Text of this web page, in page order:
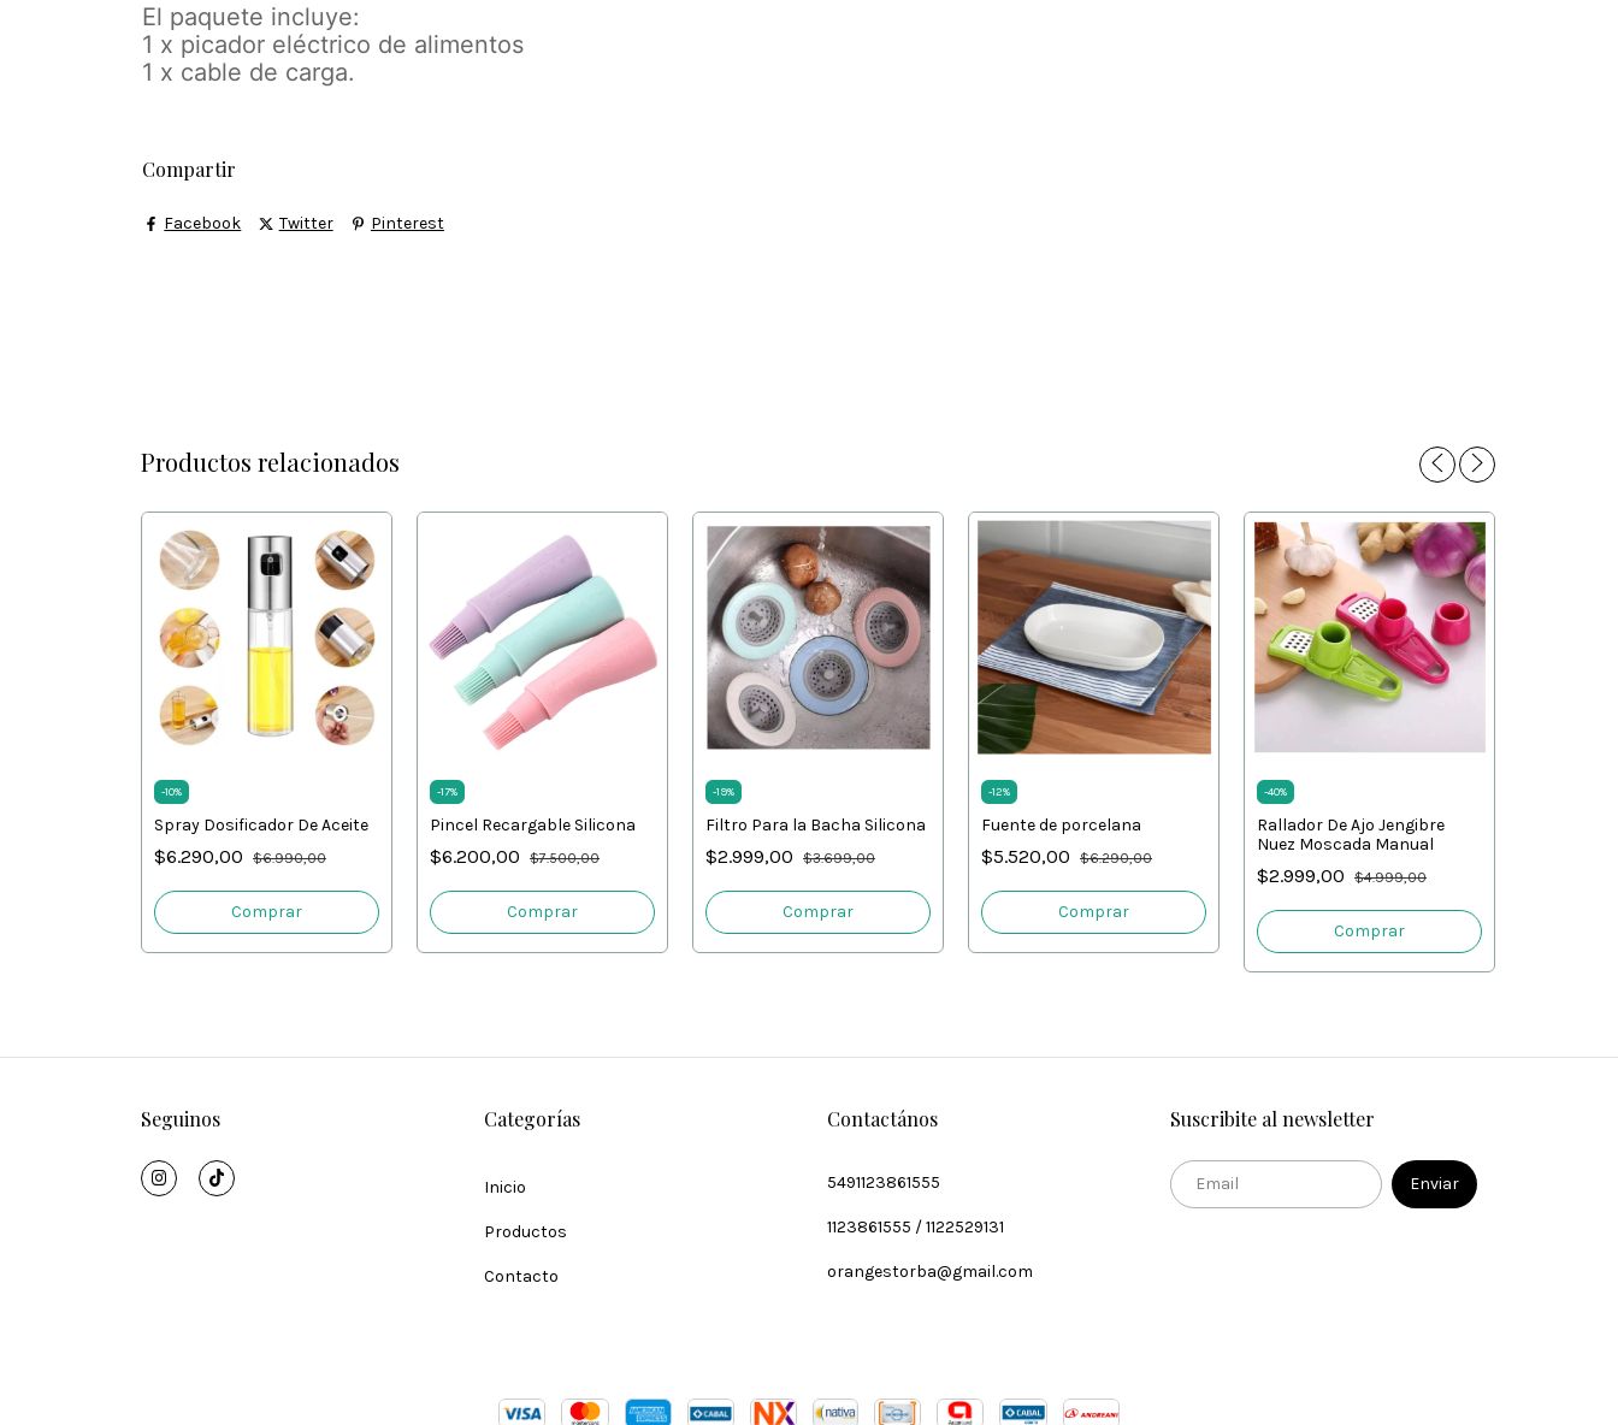
El paquete incluye:
1 x picador eléctrico de alimentos
1 x cable de carga.
Compartir
Facebook Twitter Pinterest
Productos relacionados
-10%
Spray Dosificador De Aceite
$6.290,00 $6.990,00
-17%
Pincel Recargable Silicona
$6.200,00 $7.500,00
-19%
Filtro Para la Bacha Silicona
$2.999,00 $3.699,00
-12%
Fuente de porcelana
$5.520,00 $6.290,00
-40%
Rallador De Ajo Jengibre
Nuez Moscada Manual
$2.999,00 $4.999,00
Seguinos Categorías
Inicio
Productos
Contacto
Contactános
5491123861555
1123861555 / 1122529131
orangestorba@gmail.com
Suscribite al newsletter